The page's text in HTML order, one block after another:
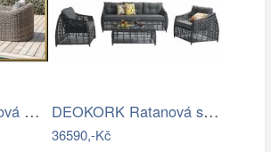
DEOKORK Ratanová modulová sestava… DEOKORK Ratanová sestava CHARLOTTE …
36590,-Kč